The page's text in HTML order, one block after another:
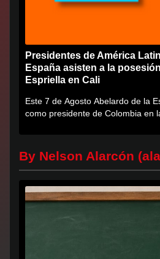
Presidentes de América
España asisten a la
Espriella en Cali
Este 7 de Agosto Abelardo de la
como presidente de Colombia en
By Nelson Alarcón